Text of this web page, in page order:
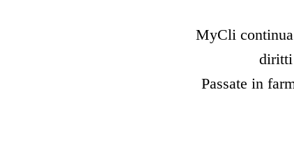
MyCli continua
diritti
Passate in